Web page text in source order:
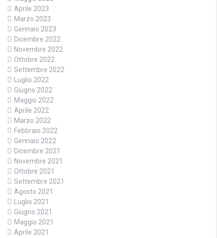
Aprile 2023
Marzo 2023
Gennaio 2023
Dicembre 2022
Novembre 2022
Ottobre 2022
Settembre 2022
Luglio 2022
Giugno 2022
Maggio 2022
Aprile 2022
Marzo 2022
Febbraio 2022
Gennaio 2022
Dicembre 2021
Novembre 2021
Ottobre 2021
Settembre 2021
Agosto 2021
Luglio 2021
Giugno 2021
Maggio 2021
Aprile 2021